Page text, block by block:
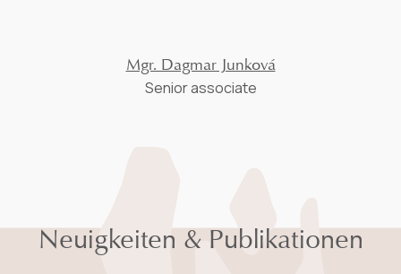
Mgr. Dagmar Junková
Senior associate
Neuigkeiten & Publikationen